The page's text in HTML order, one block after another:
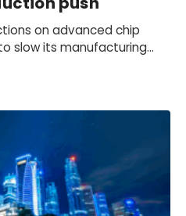
on advanced chip
slow its manufacturing
shift actually work?